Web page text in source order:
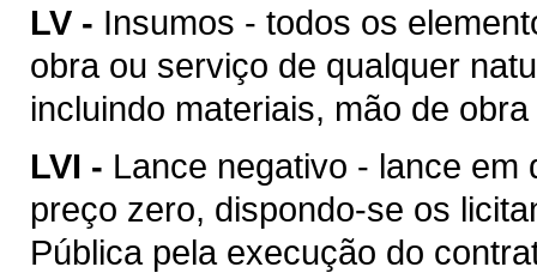
LV - Insumos - todos os
obra ou serviço de qualquer
incluindo materiais, mão de
LVI - Lance negativo - lance em
preço zero, dispondo-se os
Pública pela execução do